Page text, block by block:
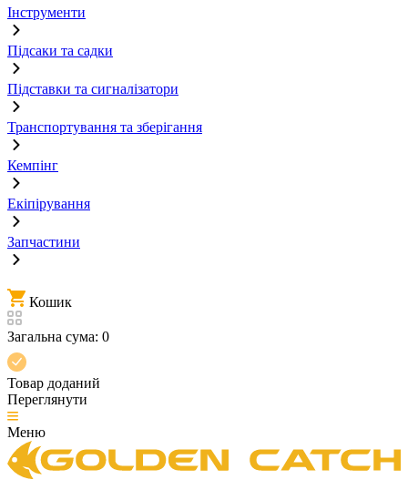
Інструменти
Підсаки та садки
Підставки та сигналізатори
Транспортування та зберігання
Кемпінг
Екіпірування
Запчастини
Кошик
Загальна сума: 0
Товар доданий
Переглянути
Меню